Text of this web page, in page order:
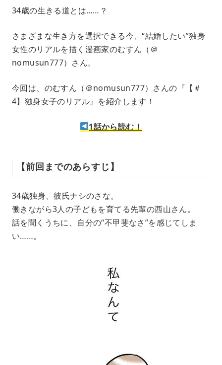
e
34歳の生きる道とは……？
さまざまな生き方を選択できる今、“結婚したい”独身
女性のリアルを描く漫画家のむすん（＠
nomusun777）さん。
今回は、のむすん（＠nomusun777）さんの『【＃
4】独身女子のリアル』を紹介します！
1話から読む！
【前回までのあらすじ】
34歳独身、彼氏ナシのさな。
働きながら3人の子どもを育てる先輩の西山さん。
話を聞くうちに、自分の“不甲斐なさ”を感じてしま
い……。